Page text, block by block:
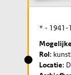
* - 1941-
Rol:
Locatie: